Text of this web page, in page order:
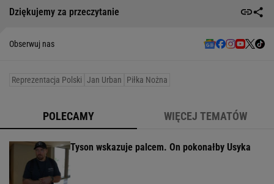
Dziękujemy za przeczytanie
Obserwuj nas
Reprezentacja Polski Jan Urban Piłka Nożna
POLECAMY WIĘCEJ TEMATÓW
Tyson wskazuje palcem. On pokonałby Usyka